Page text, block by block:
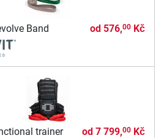
Band od 576,00Kč
trainer
od 7 799,00Kč